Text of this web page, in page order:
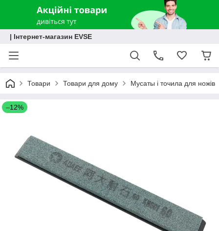
| Інтернет-магазин EVSE
Товари Товари для дому Мусаты і точила для ножів
–12%